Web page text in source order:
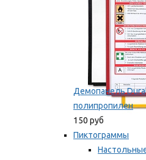
Демопанель
полипропилен
150 руб
Пиктограммы